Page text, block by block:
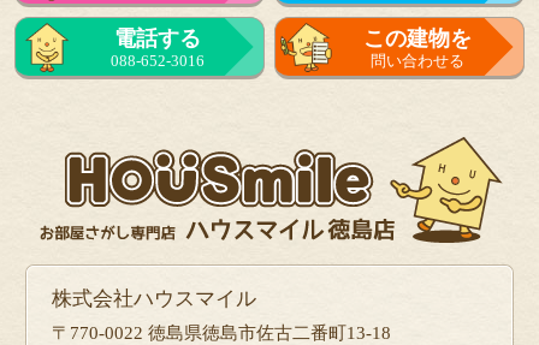
来店予約
をする
電話する
088-652-3016
この建物を
問い合わせる
株式会社ハウスマイル
〒770-0022 徳島県徳島市佐古二番町13-18